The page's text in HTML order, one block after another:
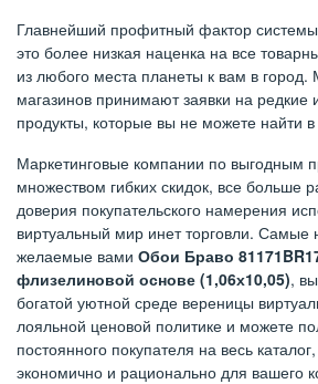
Главнейший профитный фактор системы
это более низкая наценка на все
из любого места планеты к вам в город.
магазинов принимают заявки на редкие
продукты, которые вы не можете найти
Маркетинговые компании по выгодным
множеством гибких скидок, все больше
доверия покупательского намерения
виртуальный мир инет торговли. Самые
желаемые вами Обои Браво
флизелиновой основе (1,06х10,05),
богатой уютной среде вереницы
лояльной ценовой политике и можете
постоянного покупателя на весь
экономично и рационально для вашего